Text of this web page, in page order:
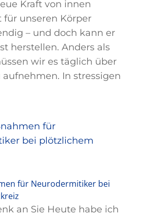
Kraft von innen
für unseren Körper
– und doch kann er
herstellen. Anders als
wir es täglich über
In stressigen
für Neurodermitiker bei
an Sie Heute habe ich